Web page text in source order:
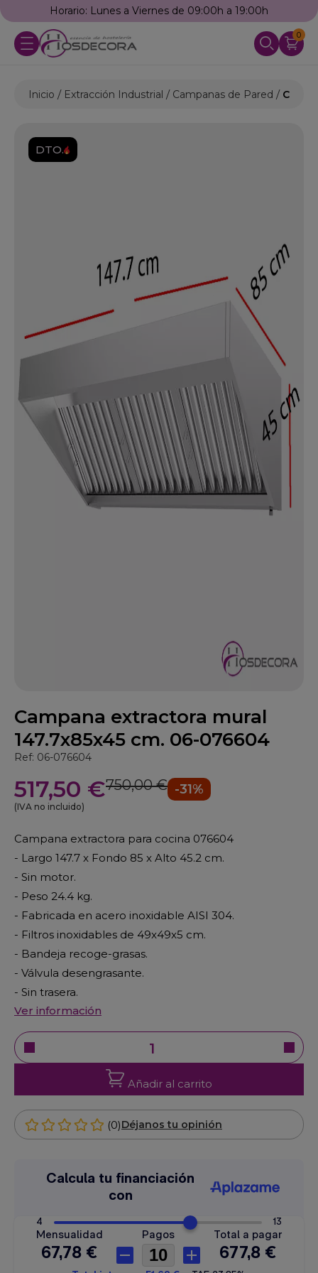
Horario: Lunes a Viernes de 09:00h a 19:00h
0
Inicio Extracción Industrial Campanas de Pared
DTO.
Campana extractora mural
147.7x85x45 cm. 06-076604
Ref: 06-076604
517,50 €750,00 € -31%
(IVA no incluido)
Campana extractora para cocina 076604
- Largo 147.7 x Fondo 85 x Alto 45.2 cm.
- Sin motor.
- Peso 24.4 kg.
- Fabricada en acero inoxidable AISI 304.
- Filtros inoxidables de 49x49x5 cm.
- Bandeja recoge-grasas.
- Válvula desengrasante.
- Sin trasera.
Ver información
Añadir al carrito
(0)Déjanos tu opinión